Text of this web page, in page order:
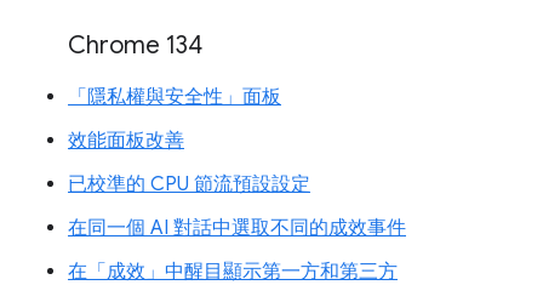
Chrome 134
「隱私權與安全性」面板
效能面板改善
已校準的 CPU 節流預設設定
在同一個 AI 對話中選取不同的成效事件
在「成效」中醒目顯示第一方和第三方